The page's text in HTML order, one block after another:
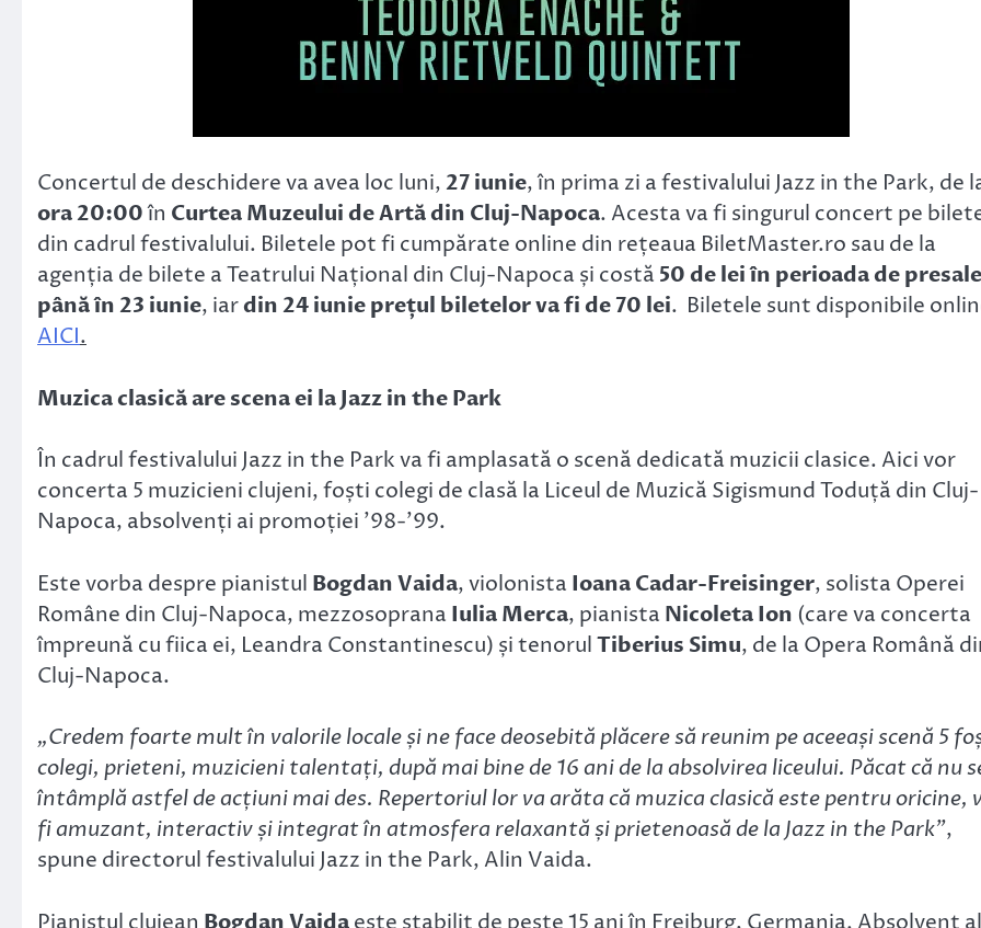
Concertul de deschidere va avea loc luni,27 iunie, în prima zi a festivalului Jazz in the Park, de
ora 20:00în Curtea Muzeului de Artă din Cluj-Napoca. Acesta va fi singurul concert pe
din cadrul festivalului. Biletele pot fi cumpărate online din rețeaua BiletMaster.ro sau de la
agenția de bilete a Teatrului Național din Cluj-Napoca și costă 50 de lei în perioada de presale
până în 23 iunie, iardin 24 iunie prețul biletelor va fi de 70 lei. Biletele sunt disponibile
AICI.
Muzica clasică are scena ei la Jazz in the Park
În cadrul festivalului Jazz in the Park va fi amplasată o scenă dedicată muzicii clasice. Aici vor
concerta 5 muzicieni clujeni, foști colegi de clasă la Liceul de Muzică Sigismund Toduță din Cluj-
Napoca, absolvenți ai promoției ’98-’99.
Este vorba despre pianistul Bogdan Vaida, violonista Ioana Cadar-Freisinger, solista Operei
Române din Cluj-Napoca, mezzosoprana Iulia Merca, pianista Nicoleta Ion (care va concerta
împreună cu fiica ei, Leandra Constantinescu) și tenorulTiberius Simu, de la Opera Română
Cluj-Napoca.
„Credem foarte mult în valorile locale și ne face deosebită plăcere să reunim pe aceeași scenă 5
colegi, prieteni, muzicieni talentați, după mai bine de 16 ani de la absolvirea liceului. Păcat că nu
întâmplă astfel de acțiuni mai des. Repertoriul lor va arăta că muzica clasică este pentru oricine,
fi amuzant, interactiv și integrat în atmosfera relaxantă și prietenoasă de la Jazz in the Park”,
spune directorul festivalului Jazz in the Park, Alin Vaida.